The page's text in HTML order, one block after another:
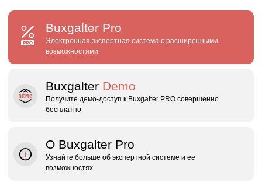
Buxgalter Pro
Электронная экспертная система с расширенными
возможностями
Buxgalter Demo
Получите демо‑доступ к Buxgalter PRO совершенно
бесплатно
О Buxgalter Pro
Узнайте больше об экспертной системе и ее
возможностях